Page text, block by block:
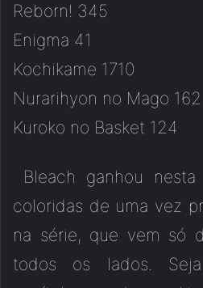
Reborn! 345
Enigma 41
Kochikame 1710
Nurarihyon no Mago 162
Kuroko no Basket 124
Bleach ganhou
coloridas de uma vez
na série, que vem só
todos os lados.